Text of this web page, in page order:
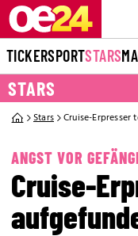
TICKERSPORTSTARS
STARS
Stars Cruise-Erpresser
ANGST VOR
Cruise-